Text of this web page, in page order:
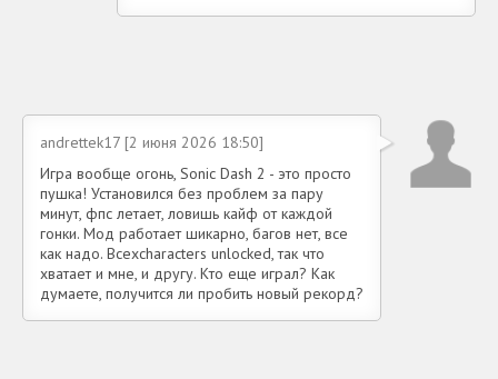
andrettek17 [2 июня 2026 18:50]
Игра вообще огонь, Sonic Dash 2 - это просто
пушка! Установился без проблем за пару
минут, фпс летает, ловишь кайф от каждой
гонки. Мод работает шикарно, багов нет, все
как надо. Всехcharacters unlocked, так что
хватает и мне, и другу. Кто еще играл? Как
думаете, получится ли пробить новый рекорд?